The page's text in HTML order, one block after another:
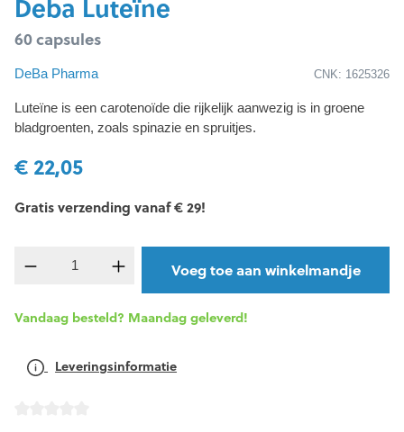
Deba Luteïne
60 capsules
DeBa Pharma CNK: 1625326
Luteïne is een carotenoïde die rijkelijk aanwezig is in groene
bladgroenten, zoals spinazie en spruitjes.
€ 22,05
Gratis verzending vanaf € 29!
Producthoeveelheid: Voer de gewenste
Voeg toe aan winkelmandje
Vandaag besteld? Maandag geleverd!
Leveringsinformatie